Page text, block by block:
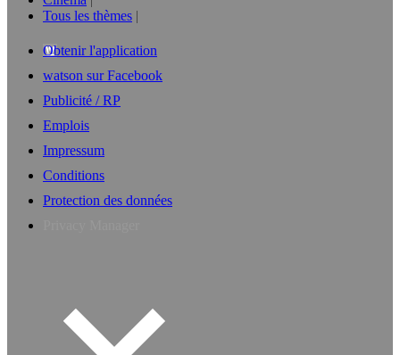
Tous les thèmes
Obtenir l'application
watson sur Facebook
Publicité / RP
Emplois
Impressum
Conditions
Protection des données